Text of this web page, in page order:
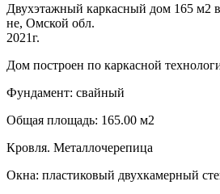
Двухэтажный каркасный дом 165 м2
не, Омской обл.
2021г.
Дом построен по каркасной
Фундамент: свайный
Общая площадь: 165.00 м2
Кровля. Металлочерепица
Окна: пластиковый двухкамерный